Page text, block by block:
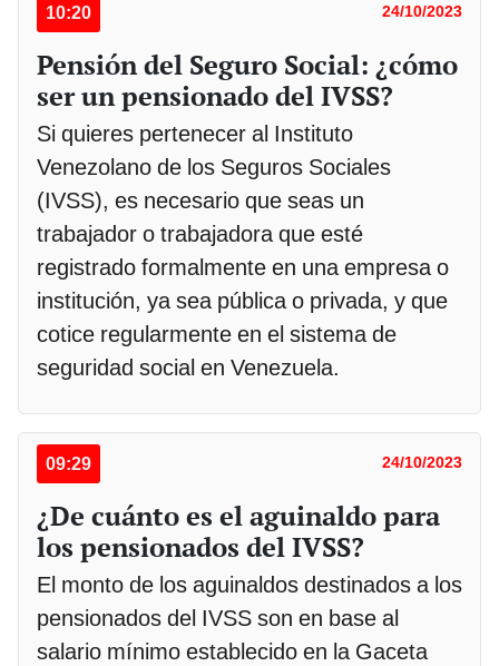
10:20 24/10/2023
Pensión del Seguro Social: ¿cómo
ser un pensionado del IVSS?
Si quieres pertenecer al Instituto
Venezolano de los Seguros Sociales
(IVSS), es necesario que seas un
trabajador o trabajadora que esté
registrado formalmente en una empresa o
institución, ya sea pública o privada, y que
cotice regularmente en el sistema de
seguridad social en Venezuela.
09:29 24/10/2023
¿De cuánto es el aguinaldo para
los pensionados del IVSS?
El monto de los aguinaldos destinados a los
pensionados del IVSS son en base al
salario mínimo establecido en la Gaceta